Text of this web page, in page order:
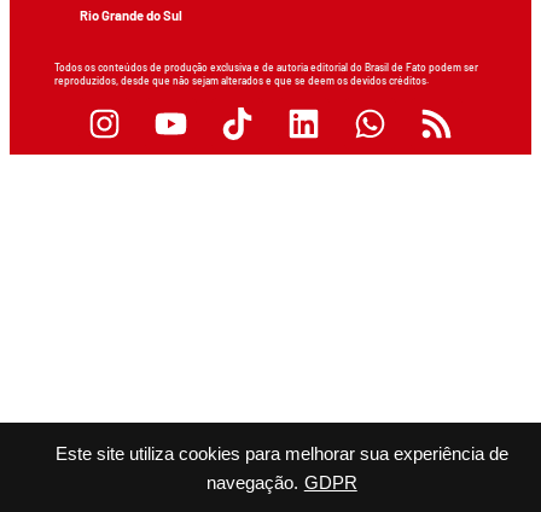
Este site utiliza cookies para melhorar sua experiência de
navegação. GDPR
Rio Grande do Sul
Todos os conteúdos de produção exclusiva e de autoria editorial do Brasil de Fato podem ser
reproduzidos, desde que não sejam alterados e que se deem os devidos créditos.